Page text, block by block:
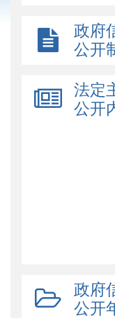
政府
公开
法定
公开
政府
公开